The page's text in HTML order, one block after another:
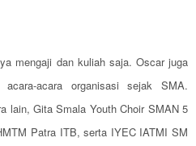
mengaji dan kuliah saja. Oscar juga
acara organisasi sejak SMA.
lain, Gita Smala Youth Choir SMAN 5
Patra ITB, serta IYEC IATMI SM